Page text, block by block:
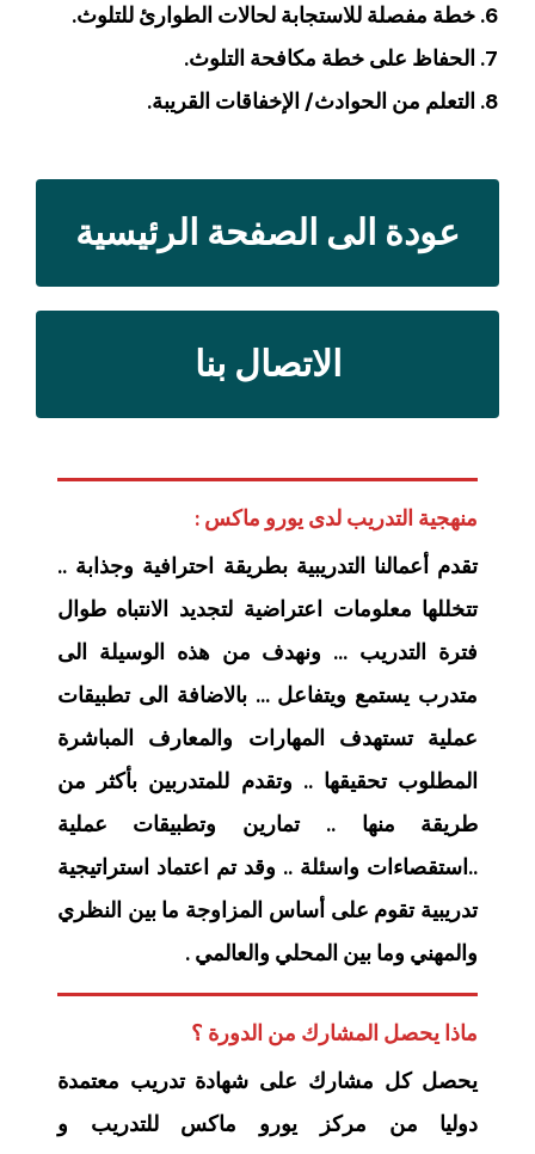
‏خطة مفصلة للاستجابة لحالات الطوارئ للتلوث‏.
‏الحفاظ على خطة مكافحة التلوث‏.
‏التعلم من الحوادث/ الإخفاقات القريبة.
عودة الى الصفحة الرئيسية
الاتصال بنا
منهجية التدريب لدى يورو ماكس :
تقدم أعمالنا التدريبية بطريقة احترافية وجذابة ..
تتخللها معلومات اعتراضية لتجديد الانتباه طوال
فترة التدريب … ونهدف من هذه الوسيلة الى
متدرب يستمع ويتفاعل … بالاضافة الى تطبيقات
عملية تستهدف المهارات والمعارف المباشرة
المطلوب تحقيقها .. وتقدم للمتدربين بأكثر من
طريقة منها .. تمارين وتطبيقات عملية
..استقصاءات واسئلة .. وقد تم اعتماد استراتيجية
تدريبية تقوم على أساس المزاوجة ما بين النظري
والمهني وما بين المحلي والعالمي .
ماذا يحصل المشارك من الدورة ؟
يحصل كل مشارك على شهادة تدريب معتمدة
دوليا من مركز يورو ماكس للتدريب و